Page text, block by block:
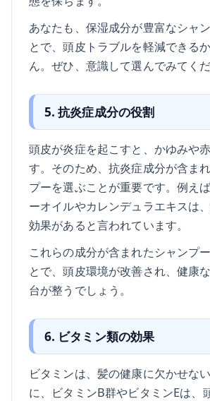
あなたも、保湿成分が豊富なシャ
とで、頭皮トラブルを軽減できる
ん。ぜひ、意識して選んでみてくだ
5. 抗炎症成分の役割
頭皮が炎症を起こすと、かゆみや
す。そのため、抗炎症成分が含ま
プーを選ぶことが重要です。例え
ーオイルやカレンデュラエキスは
効果があると言われています。
これらの成分が含まれたシャンプ
とで、頭皮環境が改善され、健康
台が整うでしょう。
6. ビタミン類の効果
ビタミンは、髪の健康に欠かせな
に、ビタミンB群やビタミンEは、